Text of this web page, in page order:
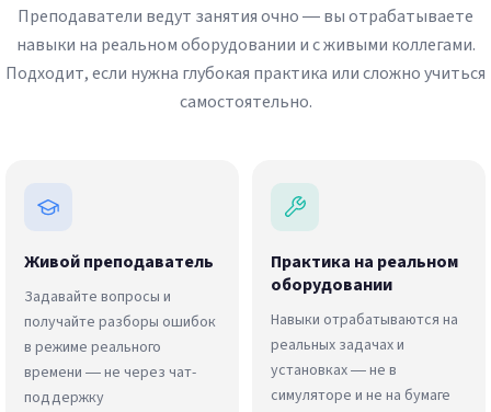
Преподаватели ведут занятия очно — вы отрабатываете
навыки на реальном оборудовании и с живыми коллегами.
Подходит, если нужна глубокая практика или сложно учиться
самостоятельно.
Живой преподаватель
Задавайте вопросы и
получайте разборы ошибок
в режиме реального
времени — не через чат-
поддержку
Практика на реальном
оборудовании
Навыки отрабатываются на
реальных задачах и
установках — не в
симуляторе и не на бумаге